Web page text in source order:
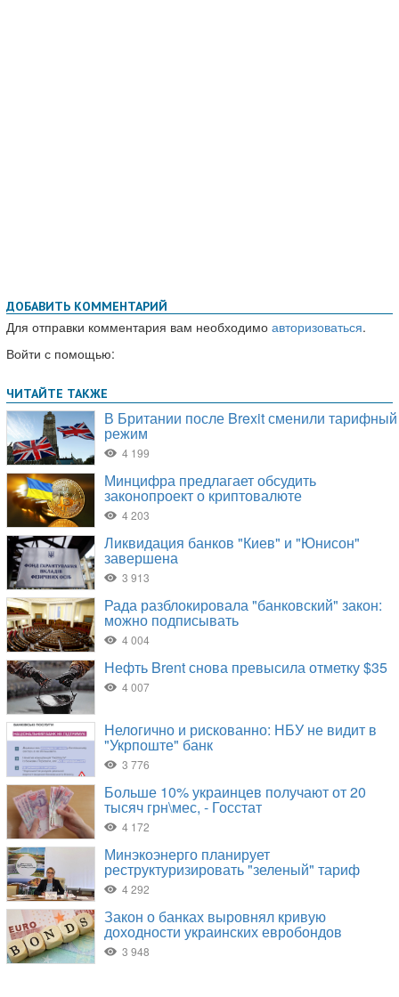
ДОБАВИТЬ КОММЕНТАРИЙ
Для отправки комментария вам необходимо авторизоваться.
Войти с помощью: